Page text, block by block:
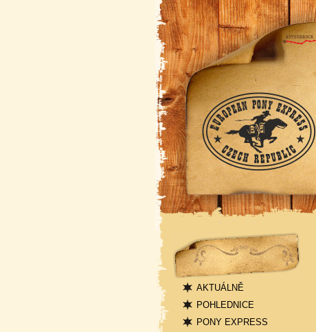
Navigace
AKTUÁLNĚ
POHLEDNICE
PONY EXPRESS